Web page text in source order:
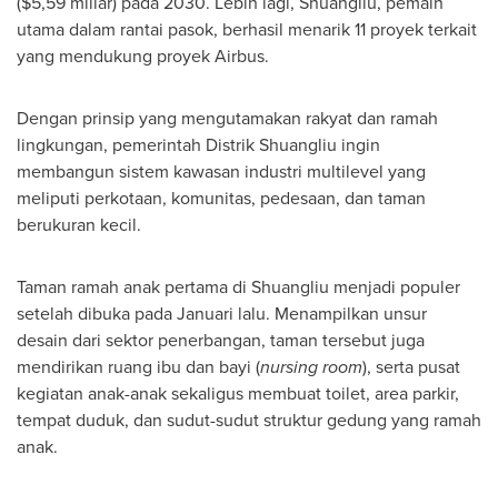
utama dalam rantai pasok, berhasil menarik 11 proyek terkait
yang mendukung proyek Airbus.
Dengan prinsip yang mengutamakan rakyat dan ramah
lingkungan, pemerintah Distrik Shuangliu ingin
membangun sistem kawasan industri multilevel yang
meliputi perkotaan, komunitas, pedesaan, dan taman
berukuran kecil.
Taman ramah anak pertama di Shuangliu menjadi populer
setelah dibuka pada Januari lalu. Menampilkan unsur
desain dari sektor penerbangan, taman tersebut juga
mendirikan ruang ibu dan bayi (nursing room), serta pusat
kegiatan anak-anak sekaligus membuat toilet, area parkir,
tempat duduk, dan sudut-sudut struktur gedung yang ramah
anak.